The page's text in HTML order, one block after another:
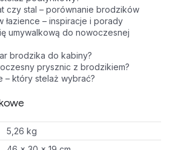
czy stal – porównanie brodzików
łazience – inspiracje i porady
umywalkową do nowoczesnej
brodzika do kabiny?
prysznic z brodzikiem?
– który stelaż wybrać?
5,26 kg